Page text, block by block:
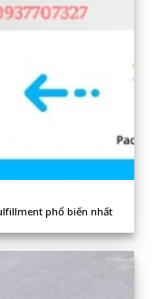
phổ biến nhất